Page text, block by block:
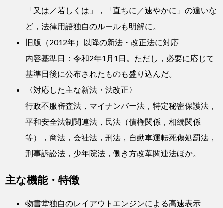
「又は／若しくは」，「直ちに／速やかに」の違いな
ど，法律用語独自のルールも明解に。
旧版（2012年）以降の新法・改正法に対応
内容基準日：令和2年1月1日。ただし，必要に応じて
基準日後に公布されたものも盛り込んだ。
〈対応した主な新法・法改正〉
行政不服審査法，マイナンバー法，特定秘密保護法，
平和安全法制関連法，民法（債権関係，相続関係
等），商法，会社法，刑法，自動車運転死傷処罰法，
刑事訴訟法，少年院法，働き方改革関連法ほか。
主な機能・特徴
物書堂独自のレイアウトエンジンによる高速表示